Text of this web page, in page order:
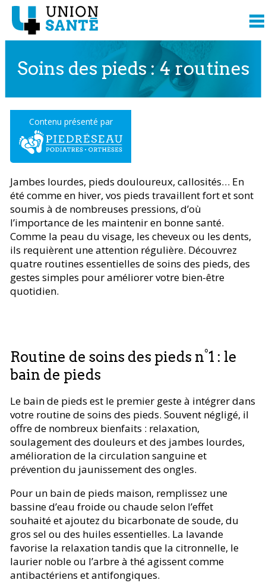
Soins des pieds : 4 routines
Contenu présenté par
Jambes lourdes, pieds douloureux, callosités… En
été comme en hiver, vos pieds travaillent fort et sont
soumis à de nombreuses pressions, d’où
l’importance de les maintenir en bonne santé.
Comme la peau du visage, les cheveux ou les dents,
ils requièrent une attention régulière. Découvrez
quatre routines essentielles de soins des pieds, des
gestes simples pour améliorer votre bien-être
quotidien.
Routine de soins des pieds n°1 : le
bain de pieds
Le bain de pieds est le premier geste à intégrer dans
votre routine de soins des pieds. Souvent négligé, il
offre de nombreux bienfaits : relaxation,
soulagement des douleurs et des jambes lourdes,
amélioration de la circulation sanguine et
prévention du jaunissement des ongles.
Pour un bain de pieds maison, remplissez une
bassine d’eau froide ou chaude selon l’effet
souhaité et ajoutez du bicarbonate de soude, du
gros sel ou des huiles essentielles. La lavande
favorise la relaxation tandis que la citronnelle, le
laurier noble ou l’arbre à thé agissent comme
antibactériens et antifongiques.